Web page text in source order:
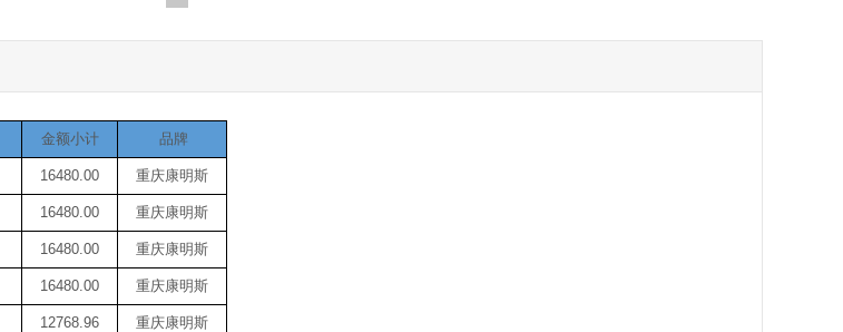
金额小计 品牌
16480.00 重庆康明斯
16480.00 重庆康明斯
16480.00 重庆康明斯
16480.00 重庆康明斯
12768.96 重庆康明斯